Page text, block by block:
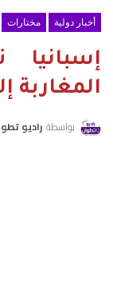
أخبار دولية مختارات
إسبانيا
المغاربة
بواسطة راديو